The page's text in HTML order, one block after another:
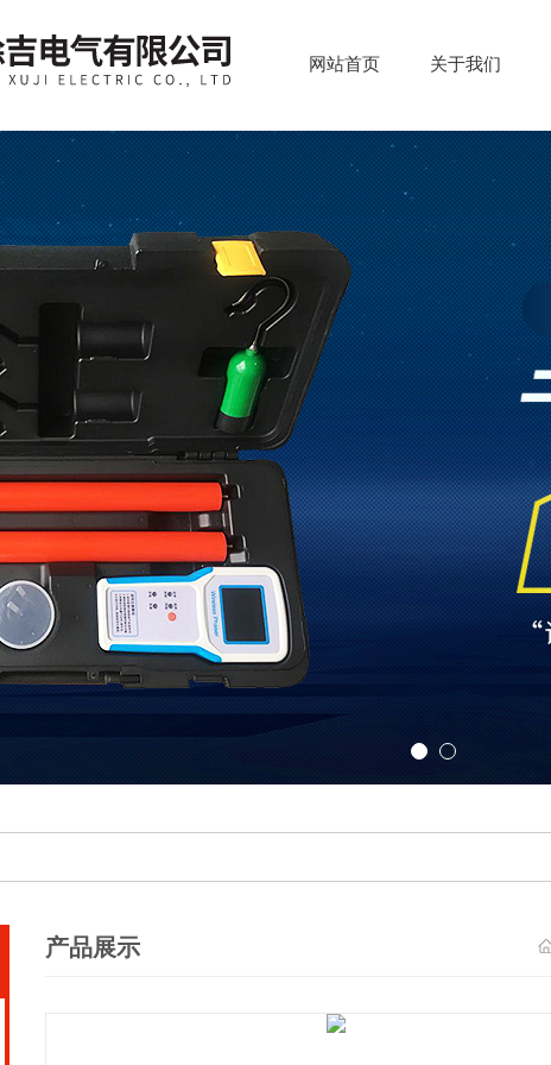
网站首页 关于我们
产品展示